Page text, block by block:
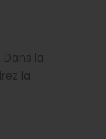
la
la